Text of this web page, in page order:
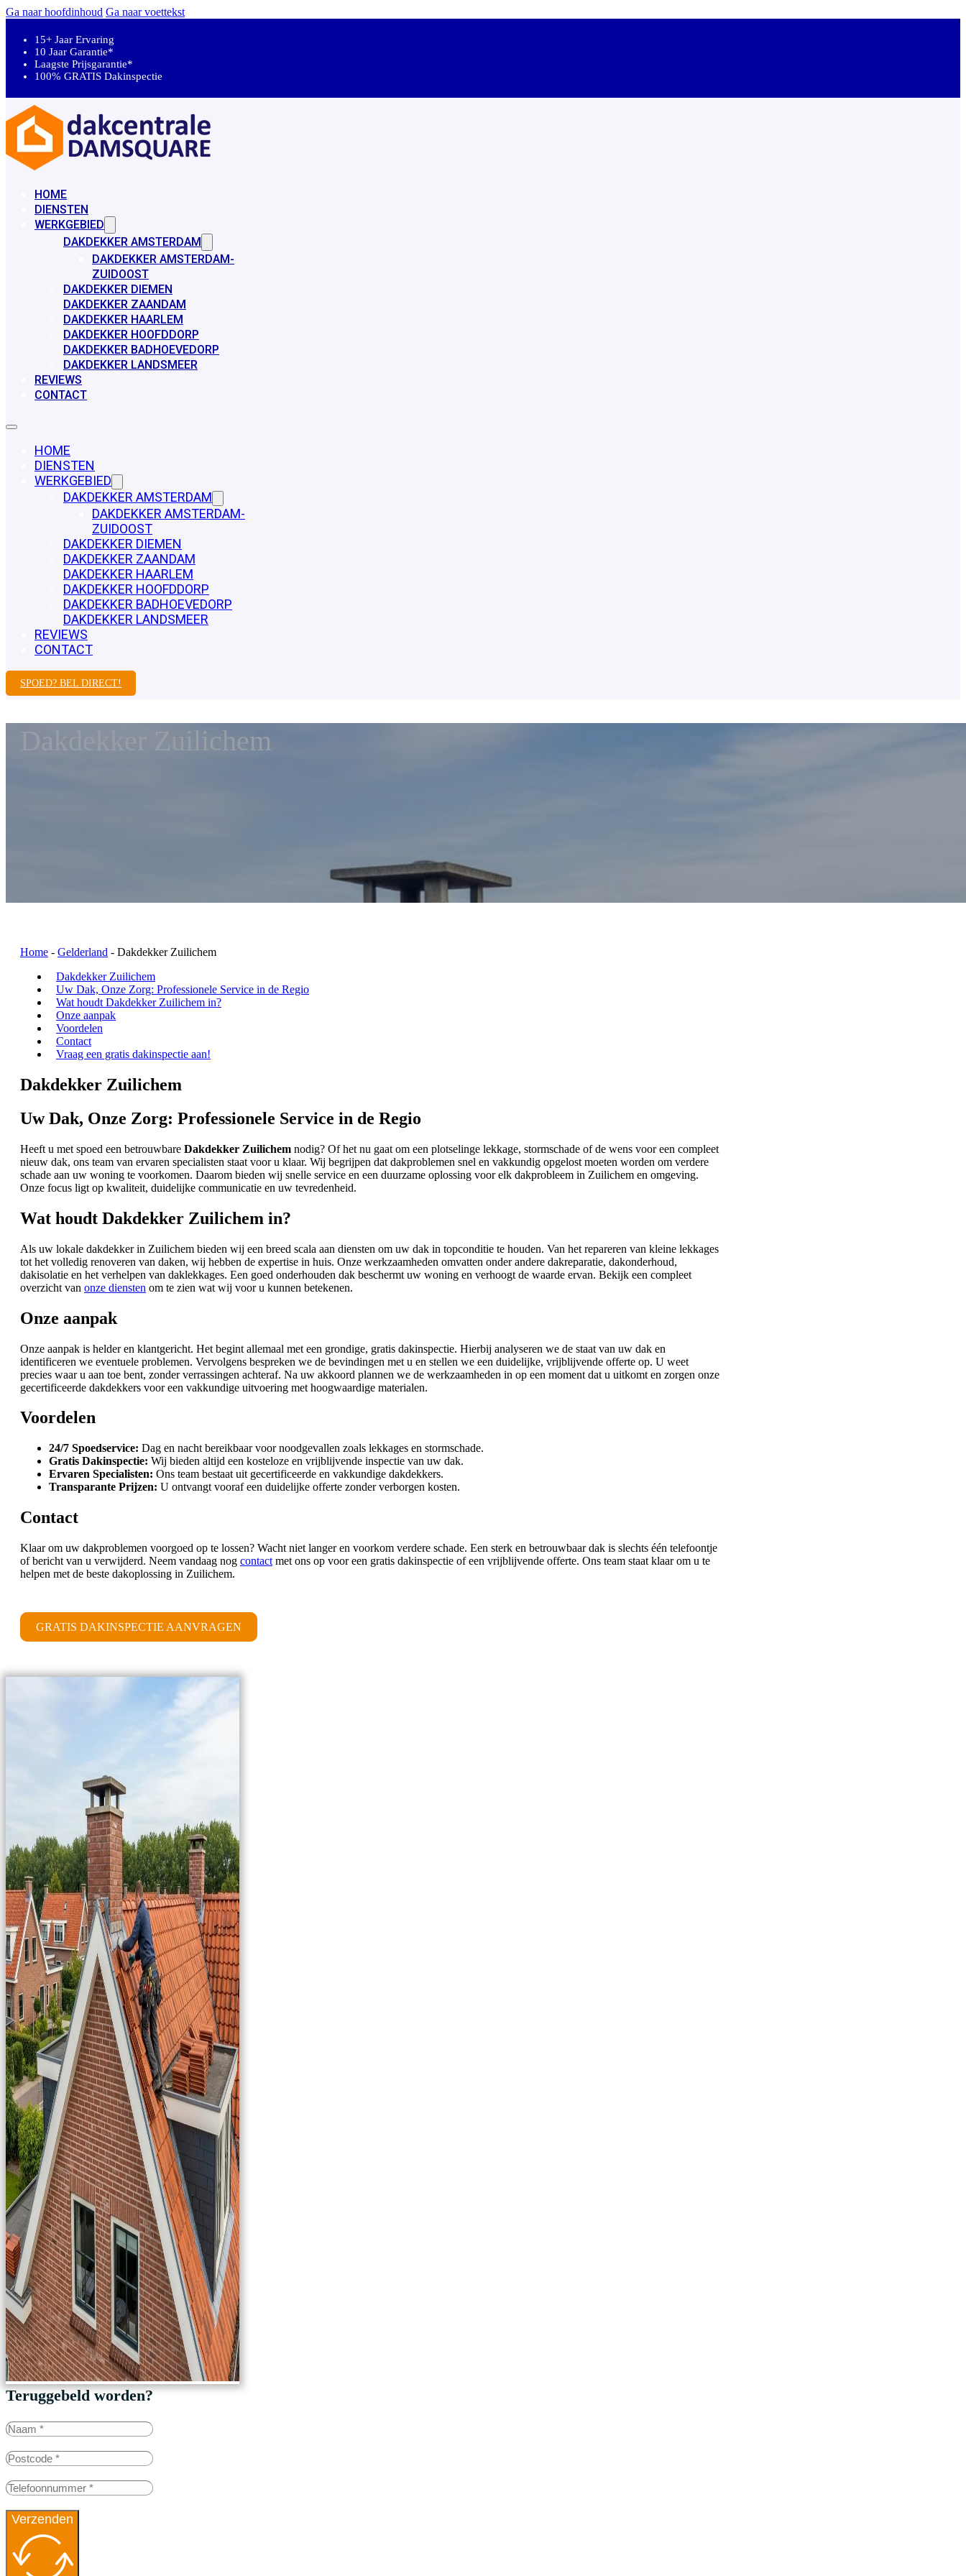
Ga naar hoofdinhoud Ga naar voettekst
15+ Jaar Ervaring
10 Jaar Garantie*
Laagste Prijsgarantie*
100% GRATIS Dakinspectie
HOME
DIENSTEN
WERKGEBIED
DAKDEKKER AMSTERDAM
DAKDEKKER AMSTERDAM-
ZUIDOOST
DAKDEKKER DIEMEN
DAKDEKKER ZAANDAM
DAKDEKKER HAARLEM
DAKDEKKER HOOFDDORP
DAKDEKKER BADHOEVEDORP
DAKDEKKER LANDSMEER
REVIEWS
CONTACT
HOME
DIENSTEN
WERKGEBIED
DAKDEKKER AMSTERDAM
DAKDEKKER AMSTERDAM-
ZUIDOOST
DAKDEKKER DIEMEN
DAKDEKKER ZAANDAM
DAKDEKKER HAARLEM
DAKDEKKER HOOFDDORP
DAKDEKKER BADHOEVEDORP
DAKDEKKER LANDSMEER
REVIEWS
CONTACT
SPOED? BEL DIRECT!
Dakdekker Zuilichem
Home - Gelderland - Dakdekker Zuilichem
Dakdekker Zuilichem
Uw Dak, Onze Zorg: Professionele Service in de Regio
Wat houdt Dakdekker Zuilichem in?
Onze aanpak
Voordelen
Contact
Vraag een gratis dakinspectie aan!
Dakdekker Zuilichem
Uw Dak, Onze Zorg: Professionele Service in de Regio
Heeft u met spoed een betrouwbare Dakdekker Zuilichem nodig? Of het nu gaat om een plotselinge lekkage, stormschade of de wens voor een compleet
nieuw dak, ons team van ervaren specialisten staat voor u klaar. Wij begrijpen dat dakproblemen snel en vakkundig opgelost moeten worden om verdere
schade aan uw woning te voorkomen. Daarom bieden wij snelle service en een duurzame oplossing voor elk dakprobleem in Zuilichem en omgeving.
Onze focus ligt op kwaliteit, duidelijke communicatie en uw tevredenheid.
Wat houdt Dakdekker Zuilichem in?
Als uw lokale dakdekker in Zuilichem bieden wij een breed scala aan diensten om uw dak in topconditie te houden. Van het repareren van kleine lekkages
tot het volledig renoveren van daken, wij hebben de expertise in huis. Onze werkzaamheden omvatten onder andere dakreparatie, dakonderhoud,
dakisolatie en het verhelpen van daklekkages. Een goed onderhouden dak beschermt uw woning en verhoogt de waarde ervan. Bekijk een compleet
overzicht van onze diensten om te zien wat wij voor u kunnen betekenen.
Onze aanpak
Onze aanpak is helder en klantgericht. Het begint allemaal met een grondige, gratis dakinspectie. Hierbij analyseren we de staat van uw dak en
identificeren we eventuele problemen. Vervolgens bespreken we de bevindingen met u en stellen we een duidelijke, vrijblijvende offerte op. U weet
precies waar u aan toe bent, zonder verrassingen achteraf. Na uw akkoord plannen we de werkzaamheden in op een moment dat u uitkomt en zorgen onze
gecertificeerde dakdekkers voor een vakkundige uitvoering met hoogwaardige materialen.
Voordelen
24/7 Spoedservice: Dag en nacht bereikbaar voor noodgevallen zoals lekkages en stormschade.
Gratis Dakinspectie: Wij bieden altijd een kosteloze en vrijblijvende inspectie van uw dak.
Ervaren Specialisten: Ons team bestaat uit gecertificeerde en vakkundige dakdekkers.
Transparante Prijzen: U ontvangt vooraf een duidelijke offerte zonder verborgen kosten.
Contact
Klaar om uw dakproblemen voorgoed op te lossen? Wacht niet langer en voorkom verdere schade. Een sterk en betrouwbaar dak is slechts één telefoontje
of bericht van u verwijderd. Neem vandaag nog contact met ons op voor een gratis dakinspectie of een vrijblijvende offerte. Ons team staat klaar om u te
helpen met de beste dakoplossing in Zuilichem.
GRATIS DAKINSPECTIE AANVRAGEN
Teruggebeld worden?
Verzenden